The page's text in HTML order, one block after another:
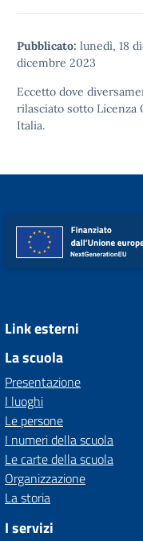
Pubblicato: lunedì, 18
dicembre 2023
Eccetto dove
rilasciato sotto Licenza
Italia.
Link esterni
La scuola
Presentazione
I luoghi
Le persone
I numeri della scuola
Le carte della scuola
Organizzazione
La storia
I servizi